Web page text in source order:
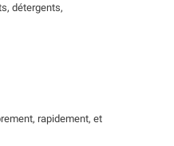
détergents,
rapidement, et